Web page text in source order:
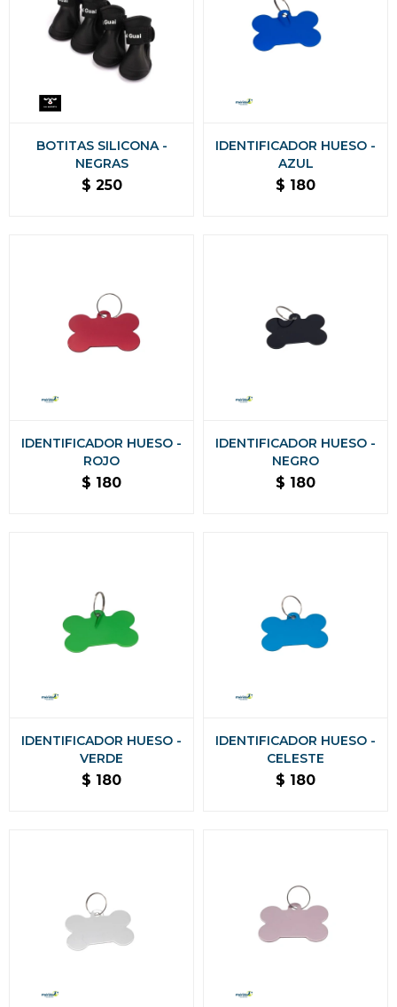
BOTITAS SILICONA -
NEGRAS
$ 250
IDENTIFICADOR HUESO -
AZUL
$ 180
IDENTIFICADOR HUESO -
ROJO
$ 180
IDENTIFICADOR HUESO -
NEGRO
$ 180
IDENTIFICADOR HUESO -
VERDE
$ 180
IDENTIFICADOR HUESO -
CELESTE
$ 180